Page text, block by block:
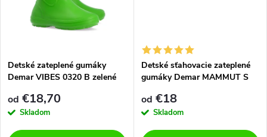
o
v
o
v
Detské zateplené gumáky
Demar VIBES 0320 B zelené
od €18,70
Skladom
Detské sťahovacie zateplené
gumáky Demar MAMMUT S
od €18
Skladom